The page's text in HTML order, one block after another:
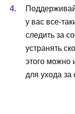
у вас все-
следить за
устранять
этого можно
для ухода за